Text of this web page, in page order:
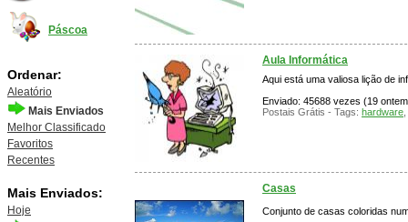
Páscoa
Ordenar:
Aleatório
Mais Enviados
Melhor Classificado
Favoritos
Recentes
Mais Enviados:
Hoje
Aula Informática
Aqui está uma valiosa lição de
Enviado: 45688 vezes (19
Postais Grátis - Tags: hardware
Casas
Conjunto de casas coloridas